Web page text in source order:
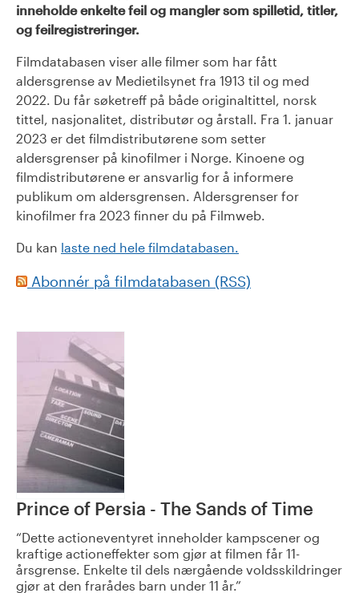
inneholde enkelte feil og mangler som spilletid, titler,
og feilregistreringer.
Filmdatabasen viser alle filmer som har fått
aldersgrense av Medietilsynet fra 1913 til og med
2022. Du får søketreff på både originaltittel, norsk
tittel, nasjonalitet, distributør og årstall. Fra 1. januar
2023 er det filmdistributørene som setter
aldersgrenser på kinofilmer i Norge. Kinoene og
filmdistributørene er ansvarlig for å informere
publikum om aldersgrensen. Aldersgrenser for
kinofilmer fra 2023 finner du på Filmweb.
Du kan laste ned hele filmdatabasen.
Abonnér på filmdatabasen (RSS)
Prince of Persia - The Sands of Time
Dette actioneventyret inneholder kampscener og
kraftige actioneffekter som gjør at filmen får 11-
årsgrense. Enkelte til dels nærgående voldsskildringer
gjør at den frarådes barn under 11 år.